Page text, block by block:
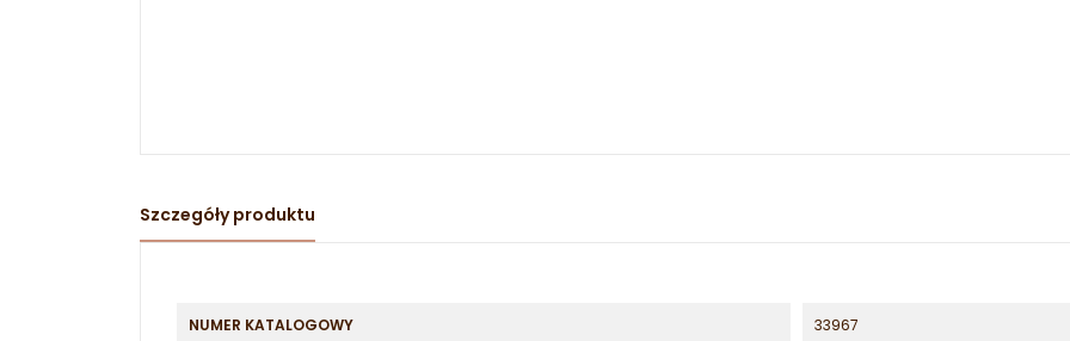
Szczegóły produktu
NUMER KATALOGOWY 33967